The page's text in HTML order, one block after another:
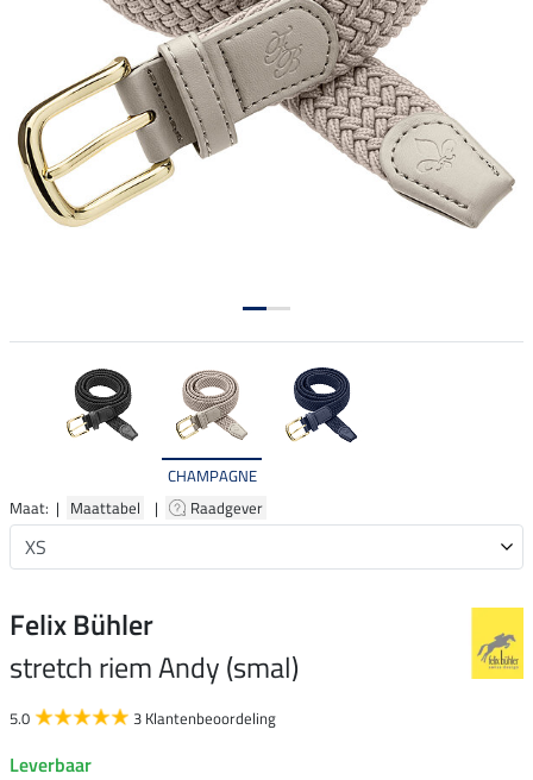
CHAMPAGNE
Maat: | Maattabel | Raadgever
Felix Bühler
stretch riem Andy (smal)
5.0 3 Klantenbeoordeling
Leverbaar